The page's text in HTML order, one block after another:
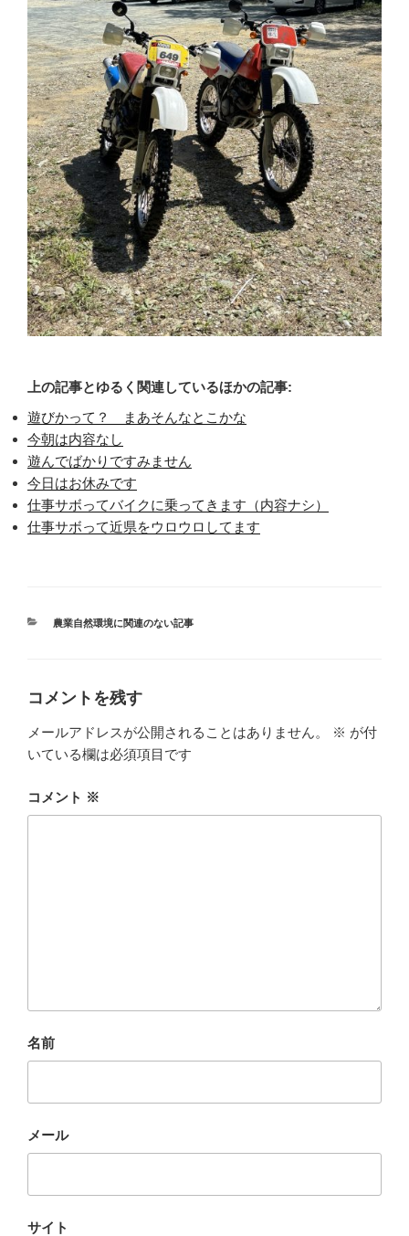
上の記事とゆるく関連しているほかの記事:
遊びかって？ まあそんなとこかな
今朝は内容なし
遊んでばかりですみません
今日はお休みです
仕事サボってバイクに乗ってきます（内容ナシ）
仕事サボって近県をウロウロしてます
カ
農業自然環境に関連のない記事
コメントを残す
メールアドレスが公開されることはありません。 ※ が付
いている欄は必須項目です
コメント ※
名前
メール
サイト